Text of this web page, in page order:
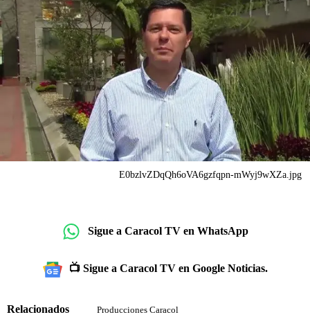
E0bzlvZDqQh6oVA6gzfqpn-mWyj9wXZa.jpg
Sigue a Caracol TV en WhatsApp
📺 Sigue a Caracol TV en Google Noticias.
Relacionados Producciones Caracol